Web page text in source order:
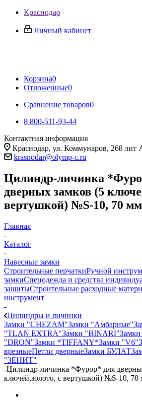
Краснодар
Личный кабинет
Корзина0
Отложенные0
Сравнение товаров0
8 800-511-93-44
Контактная информация
Краснодар, ул. Коммунаров, 268 лит
krasnodar@olymp-c.ru
Цилиндр-личинка
дверных замков (5
вертушкой) №S-10, 70
Главная
-
Каталог
-
Навесные замки
Строительные перчаткиРучной
замкиСпецодежда и средства
защитыСтроительные расходные
инструмент
-
Цилиндры и личинки
Замки "CHEZAM"Замки "Амбарные"
"TLAN EXTRA"Замки "BINARI"
"DRON"Замки *TIFFANY*Замки "V6"
врезныеПетли дверныеЗамки БУЛАТ
"ЗЕНИТ"
-Цилиндр-личинка *Фурор* для
ключей,золото, с вертушкой) №S-10,